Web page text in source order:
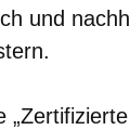
und